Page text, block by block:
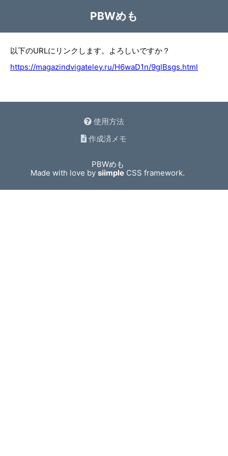
PBWめも
以下のURLにリンクします。よろしいですか？
https://magazindvigateley.ru/H6waD1n/9glBsgs.html
使用方法
作成済メモ
PBWめも
Made with love bysiimple CSS framework.